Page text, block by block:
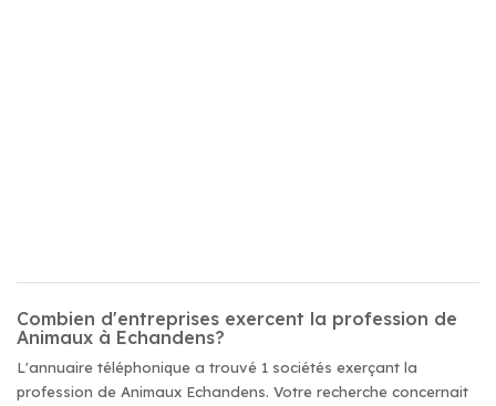
Combien d'entreprises exercent la profession de
Animaux à Echandens?
L'annuaire téléphonique a trouvé 1 sociétés exerçant la
profession de Animaux Echandens. Votre recherche concernait